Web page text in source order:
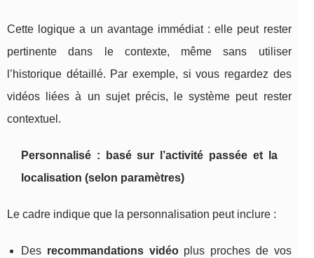
Cette logique a un avantage immédiat : elle peut rester
pertinente dans le contexte, même sans utiliser
l’historique détaillé. Par exemple, si vous regardez des
vidéos liées à un sujet précis, le système peut rester
contextuel.
Personnalisé : basé sur l’activité passée et la
localisation (selon paramètres)
Le cadre indique que la personnalisation peut inclure :
Des recommandations vidéoplus proches de vos